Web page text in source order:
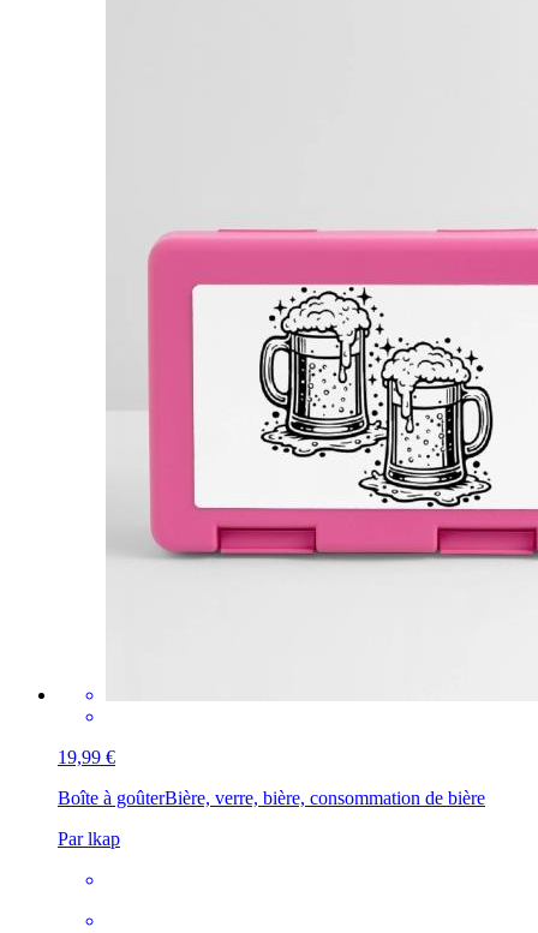
19,99 €
Boîte à goûterBière, verre, bière, consommation de bière
Par lkap